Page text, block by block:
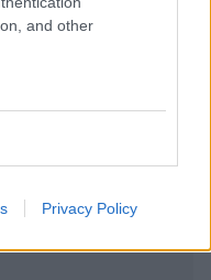
and other
Privacy Policy